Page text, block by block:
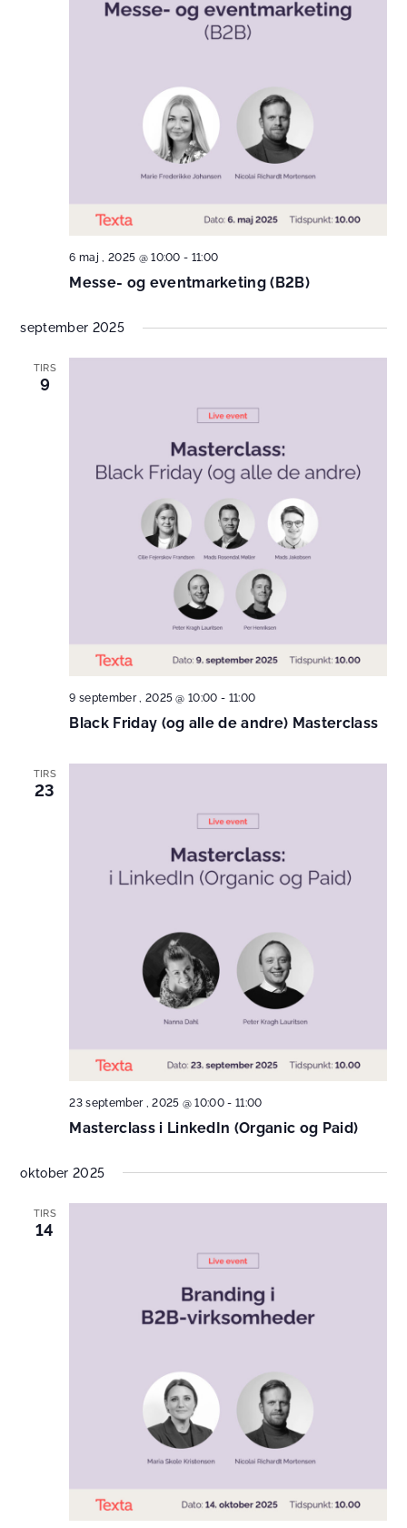
Messe- og eventmarketing (B2B)
6 maj , 2025 @ 10:00 - 11:00
september 2025
TIRS
9
Black Friday (og alle de andre) Masterclass
9 september , 2025 @ 10:00 - 11:00
TIRS
23
Masterclass i LinkedIn (Organic og Paid)
23 september , 2025 @ 10:00 - 11:00
oktober 2025
TIRS
14